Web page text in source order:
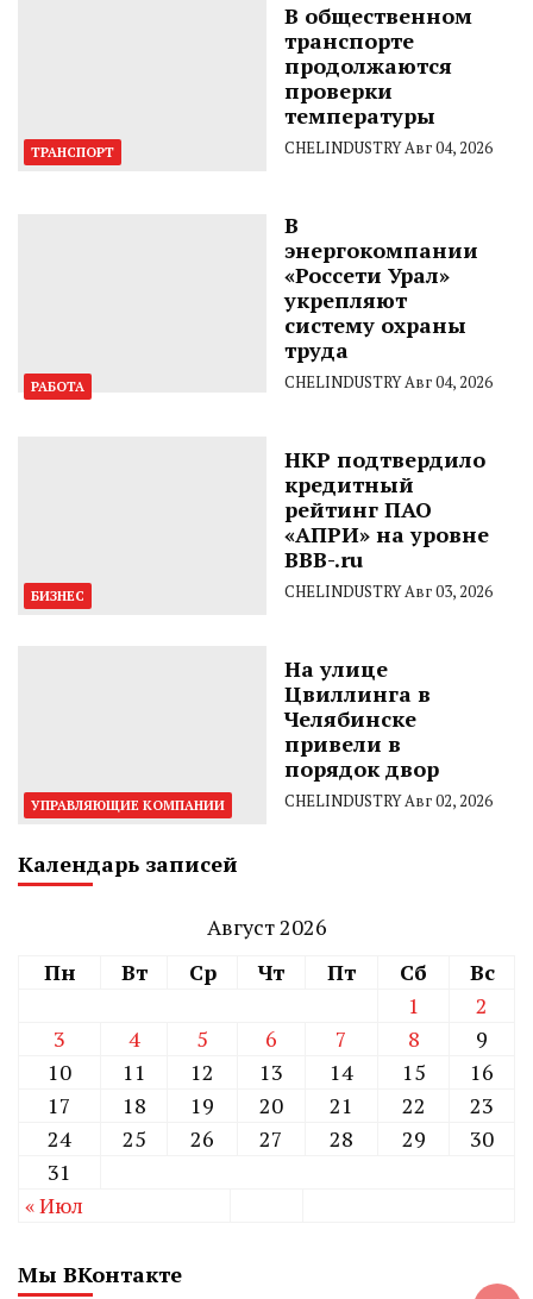
ТРАНСПОРТ
В общественном
транспорте
продолжаются
проверки
температуры
CHELINDUSTRYАвг 04, 2026
РАБОТА
В
энергокомпании
«Россети Урал»
укрепляют
систему охраны
труда
CHELINDUSTRYАвг 04, 2026
БИЗНЕС
НКР подтвердило
кредитный
рейтинг ПАО
«АПРИ» на уровне
BBB-.ru
CHELINDUSTRYАвг 03, 2026
УПРАВЛЯЮЩИЕ КОМПАНИИ
На улице
Цвиллинга в
Челябинске
привели в
порядок двор
CHELINDUSTRYАвг 02, 2026
Календарь записей
Август 2026
Пн
Вт Ср Чт Пт Сб
Вс
1
2
3
4 5 6 7 8
9
10
11 12 13 14 15
16
17
18 19 20 21 22
23
24
25 26 27 28 29
30
31
« Июл
Мы ВКонтакте